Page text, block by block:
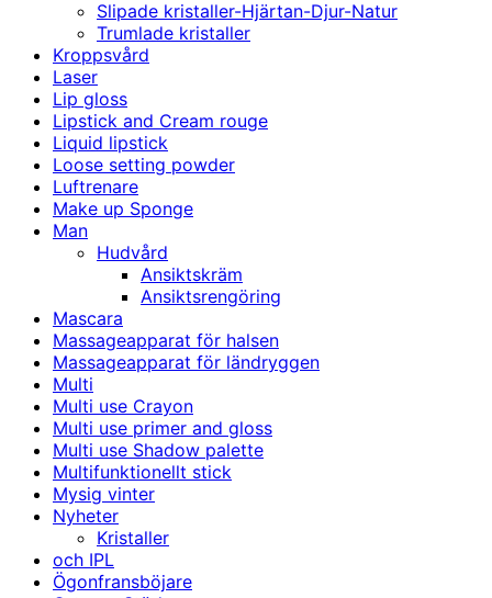
Slipade kristaller-Hjärtan-Djur-Natur
Trumlade kristaller
Kroppsvård
Laser
Lip gloss
Lipstick and Cream rouge
Liquid lipstick
Loose setting powder
Luftrenare
Make up Sponge
Man
Hudvård
Ansiktskräm
Ansiktsrengöring
Mascara
Massageapparat för halsen
Massageapparat för ländryggen
Multi
Multi use Crayon
Multi use primer and gloss
Multi use Shadow palette
Multifunktionellt stick
Mysig vinter
Nyheter
Kristaller
och IPL
Ögonfransböjare